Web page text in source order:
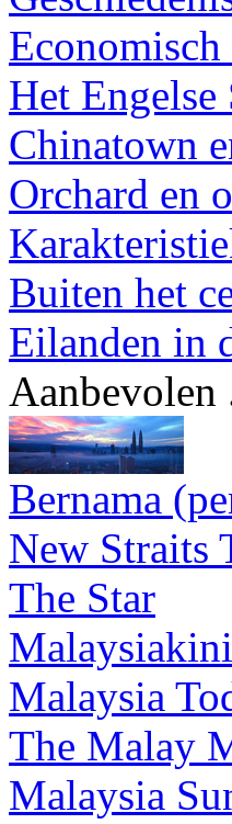
Het Engelse
Chinatown
Orchard en
Buiten het
Eilanden in
Aanbevolen
Bernama
New Straits
The Star
Malaysiakini
Malaysia
The Malay
Malaysia